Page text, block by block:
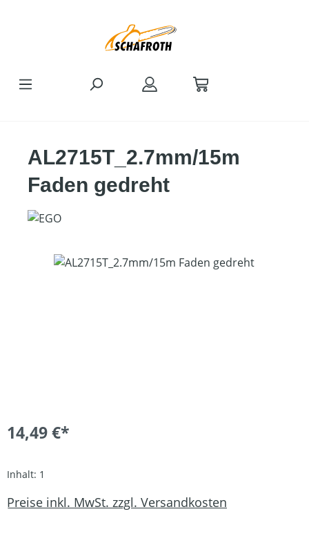
AL2715T_2.7mm/15m
Faden gedreht
Bildergalerie überspringen
14,49 €*
Inhalt: 1
Preise inkl. MwSt. zzgl. Versandkosten